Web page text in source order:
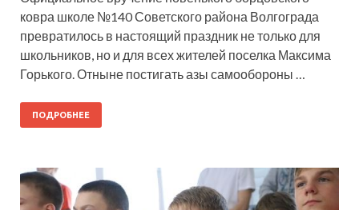
ковра школе №140 Советского района Волгограда
превратилось в настоящий праздник не только для
школьников, но и для всех жителей поселка Максима
Горького. Отныне постигать азы самообороны …
ПОДРОБНЕЕ